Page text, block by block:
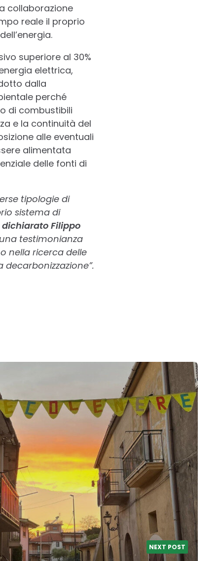
collaborazione
reale il proprio
superiore al 30%
elettrica,
dalla
perché
di combustibili
e la continuità del
alle eventuali
alimentata
delle fonti di
tipologie di
sistema di
Filippo
testimonianza
nella ricerca delle
NEXT POST